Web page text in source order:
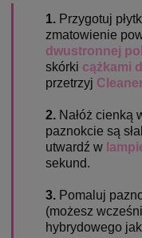
1. Przygotuj
zmatowienie
dwustronnej
skórki cążkami
przetrzyj
2. Nałóż cienką
paznokcie są
utwardź w
sekund.
3. Pomaluj
(możesz
hybrydowego